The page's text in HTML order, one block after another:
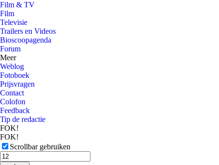
Film & TV
Film
Televisie
Trailers en Videos
Bioscoopagenda
Forum
Meer
Weblog
Fotoboek
Prijsvragen
Contact
Colofon
Feedback
Tip de redactie
FOK!
FOK!
Scrollbar gebruiken